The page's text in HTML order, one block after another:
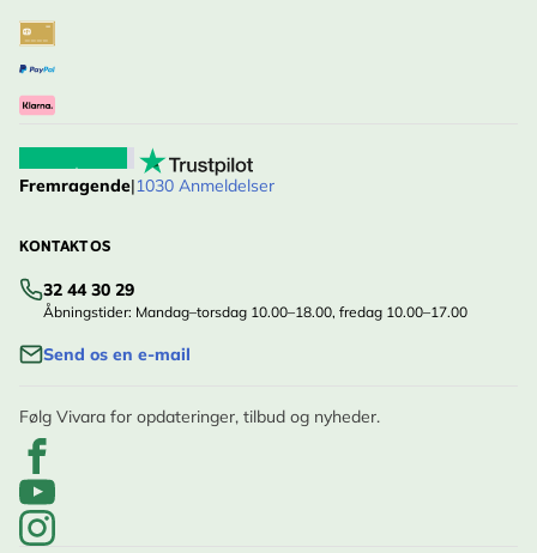
Fremragende|1030 Anmeldelser
KONTAKT OS
32 44 30 29
Åbningstider: Mandag–torsdag 10.00–18.00, fredag 10.00–17.00
Send os en e-mail
Følg Vivara for opdateringer, tilbud og nyheder.